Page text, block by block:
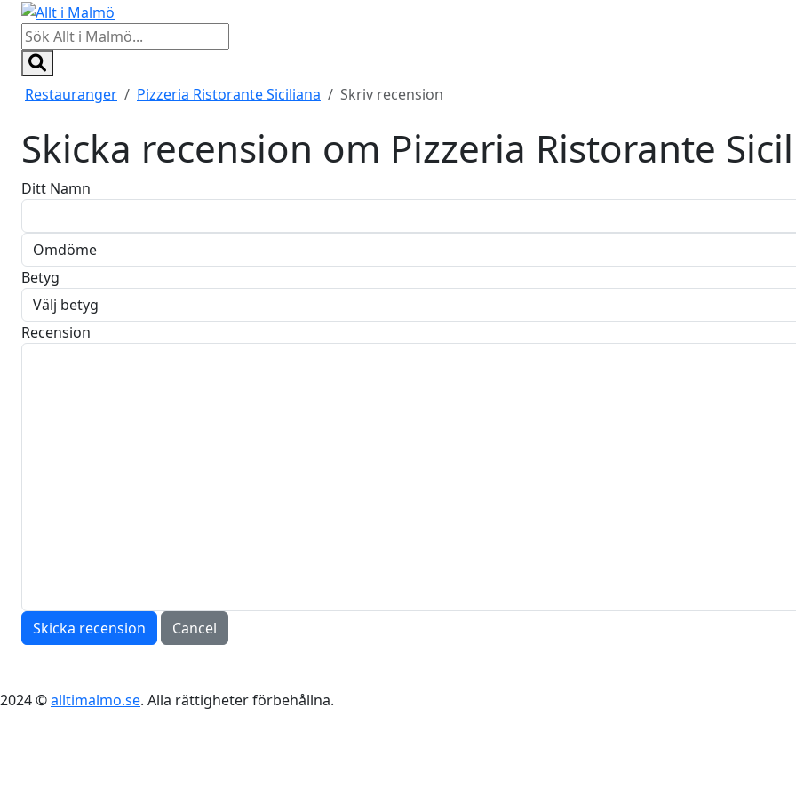
Restauranger Pizzeria Ristorante Siciliana Skriv recension
Skicka recension om Pizzeria Ristorante
Ditt Namn
Betyg
Recension
Skicka recension Cancel
2024 ©alltimalmo.se. Alla rättigheter förbehållna.